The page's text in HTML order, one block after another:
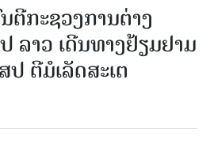
ກະຊວງການຕ່າງ
ລາວ ເດີນທາງຢ້ຽມຢາມ
ຕີມໍເລັດສະເຕ